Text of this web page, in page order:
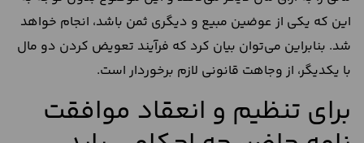
این که یکی از عوضین مبیع و دیگری ثمن باشد، انجام خواهد
شد. بنابراین می‌توان بیان کرد که فرآیند تعویض کردن دو مال
با یکدیگر، از وجاهت قانونی لازم برخوردار است.
برای تنظیم و انعقاد موافقت